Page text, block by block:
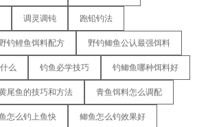
调灵调钝 跑铅钓法
钓鲤鱼饵料配方 野钓鲫鱼公认最强饵料
么 钓鱼必学技巧 钓鲫鱼哪种饵料好
尾鱼的技巧和方法 青鱼饵料怎么调配
怎么钓上鱼快 鲫鱼怎么钓效果好